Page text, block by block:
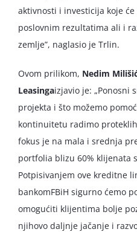
aktivnosti i investicija koje
poslovnim rezultatima ali i
zemlje”, naglasio je Trlin.
Ovom prilikom, Nedim
Leasingaizjavio je: „Ponosni
projekta i što možemo
kontinuitetu radimo
fokus je na mala i srednja
portfolia blizu 60% klijenata
Potpisivanjem ove kreditne
bankomFBiH sigurno ćemo
omogućiti klijentima bolje
njihovo daljnje jačanje i